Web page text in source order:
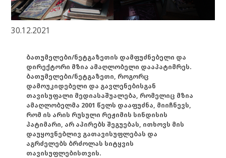
30.12.2021
ბათუმელები/ნეტგაზეთის დამფუძნებელი და
დირექტორი მზია ამაღლობელი დააპატიმრეს.
ბათუმელები/ნეტგაზეთი, როგორც
დამოუკიდებელი და გავლენებისგან
თავისუფალი მედიასაშუალება, რომელიც მზია
ამაღლობელმა 2001 წელს დააფუძნა, მიიჩნევს,
რომ ის არის რუსული რეჟიმის სინდისის
პატიმარი, არ აპირებს შეგუებას, ითხოვს მის
დაუყოვნებლივ გათავისუფლებას და
აგრძელებს ბრძოლას სიტყვის
თავისუფლებისთვის.